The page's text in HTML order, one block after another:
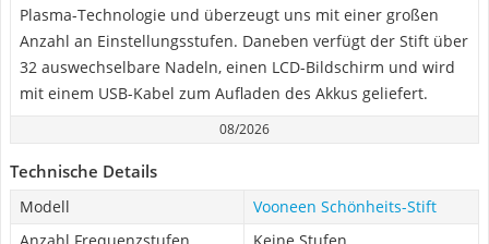
Plasma-Technologie und überzeugt uns mit einer großen
Anzahl an Einstellungsstufen. Daneben verfügt der Stift über
32 auswechselbare Nadeln, einen LCD-Bildschirm und wird
mit einem USB-Kabel zum Aufladen des Akkus geliefert.
08/2026
Technische Details
Modell
Vooneen Schönheits-Stift